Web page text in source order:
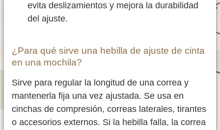
evita deslizamientos y mejora la durabilidad
del ajuste.
¿Para qué sirve una hebilla de ajuste de cinta
en una mochila?
Sirve para regular la longitud de una correa y
mantenerla fija una vez ajustada. Se usa en
cinchas de compresión, correas laterales, tirantes
o accesorios externos. Si la hebilla falla, la correa